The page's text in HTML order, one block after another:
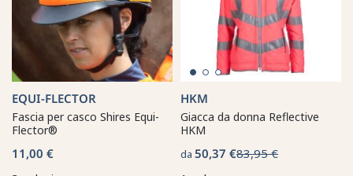
EQUI-FLECTOR
Fascia per casco Shires Equi-
Flector®
11,00 €
HKM
Giacca da donna Reflective
HKM
da 50,37 €83,95 €